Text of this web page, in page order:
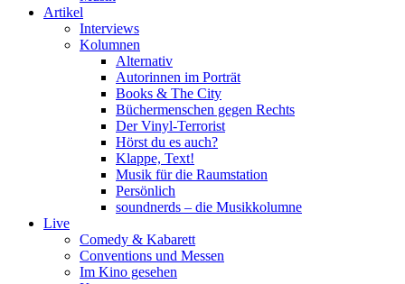
Artikel
Interviews
Kolumnen
Alternativ
Autorinnen im Porträt
Books & The City
Büchermenschen gegen Rechts
Der Vinyl-Terrorist
Hörst du es auch?
Klappe, Text!
Musik für die Raumstation
Persönlich
soundnerds – die Musikkolumne
Live
Comedy & Kabarett
Conventions und Messen
Im Kino gesehen